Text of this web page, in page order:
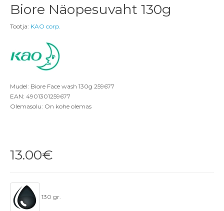
Biore Näopesuvaht 130g
Tootja: KAO corp.
Mudel: Biore Face wash 130g 259677
EAN: 4901301259677
Olemasolu: On kohe olemas
13.00€
130 gr.